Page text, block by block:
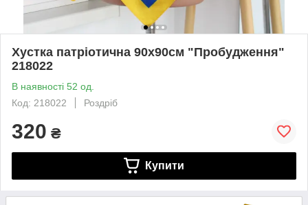
Хустка патріотична 90х90см "Пробудження"
218022
В наявності 52 од.
Код: 218022
Роздріб
320 ₴
Купити